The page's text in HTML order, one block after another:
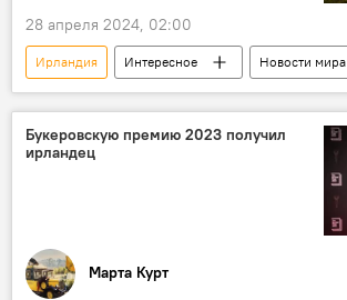
28 апреля 2024, 02:00
Ирландия Интересное
Новости мира
Древность
Переход
душа
Букеровскую премию 2023 получил
ирландец
Марта Курт